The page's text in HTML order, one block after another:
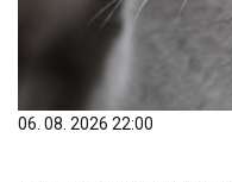
Како дресирати
ваша љубимица може